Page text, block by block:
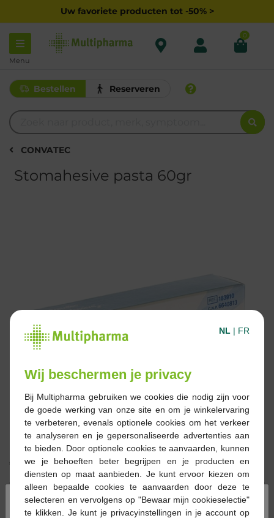
Uw favoriete producten tot -50% >
Menu
0
Bestellen Reserveren
CONVATEC
Stomahesive pasta 60gr
€ 19,94
Bestellen Reserveren ×
NL | FR
Wij beschermen je privacy
Bij Multipharma gebruiken we cookies die nodig zijn voor
de goede werking van onze site en om je winkelervaring
te verbeteren, evenals optionele cookies om het verkeer
te analyseren en je gepersonaliseerde advertenties aan
te bieden. Door optionele cookies te aanvaarden, kunnen
we je behoeften beter begrijpen en je producten en
diensten op maat aanbieden. Je kunt ervoor kiezen om
alleen bepaalde cookies te aanvaarden door deze te
selecteren en vervolgens op "Bewaar mijn cookieselectie"
te klikken. Je kunt je privacyinstellingen in je account op